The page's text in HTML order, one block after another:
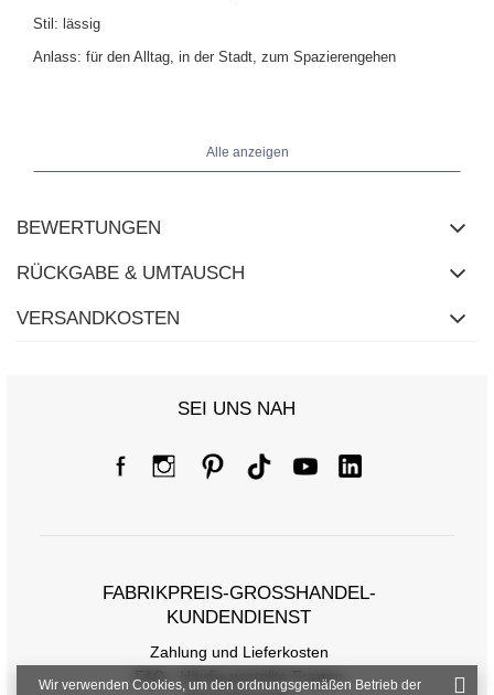
Stil: lässig
Anlass: für den Alltag, in der Stadt, zum Spazierengehen
Alle anzeigen
BEWERTUNGEN
RÜCKGABE & UMTAUSCH
VERSANDKOSTEN
SEI UNS NAH
FABRIKPREIS-GROSSHANDEL-K
UNDENDIENST
Zahlung und Lieferkosten
FAQ - Häufig gestellte Fragen
Wir verwenden Cookies, um den ordnungsgemäßen Betrieb der